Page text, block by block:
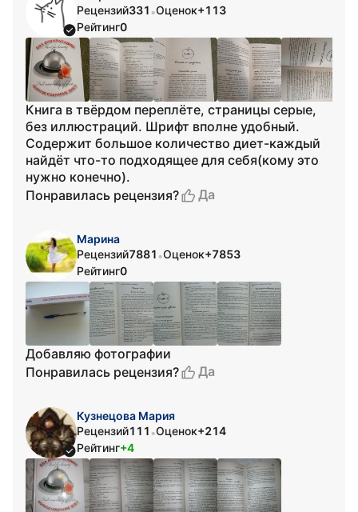
Рецензий331 •Оценок+113
Рейтинг0
Книга в твёрдом переплёте, страницы серые,
без иллюстраций. Шрифт вполне удобный.
Содержит большое количество диет-каждый
найдёт что-то подходящее для себя(кому это
нужно конечно).
Понравилась рецензия?
Да
Марина
Рецензий7881 •Оценок+7853
Рейтинг0
Добавляю фотографии
Понравилась рецензия?
Да
Кузнецова Мария
Рецензий111 •Оценок+214
Рейтинг+4